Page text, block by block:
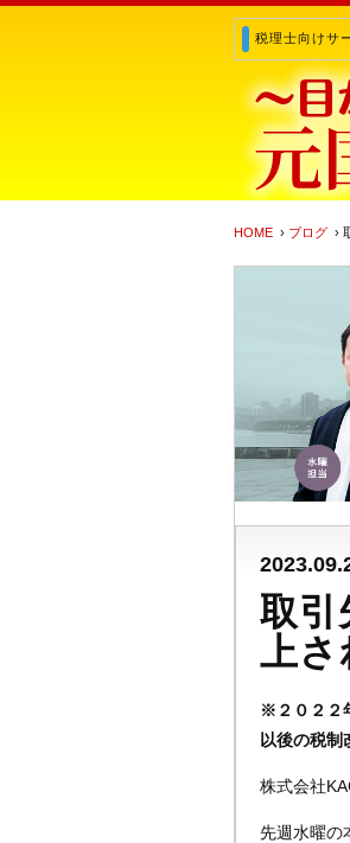
税理士向けサ
HOME › ブログ ›
取引
上さ
※２０２２
以後の税制
株式会社
先週水曜の